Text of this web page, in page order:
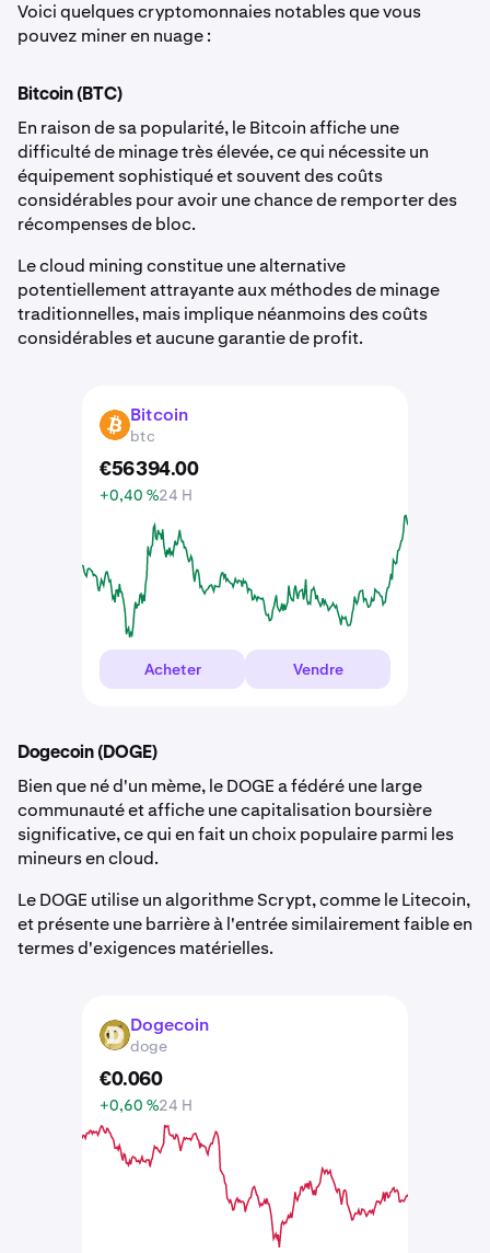
Voici quelques cryptomonnaies notables que vous
pouvez miner en nuage :
Bitcoin (BTC)
En raison de sa popularité, le Bitcoin affiche une
difficulté de minage très élevée, ce qui nécessite un
équipement sophistiqué et souvent des coûts
considérables pour avoir une chance de remporter des
récompenses de bloc.
Le cloud mining constitue une alternative
potentiellement attrayante aux méthodes de minage
traditionnelles, mais implique néanmoins des coûts
considérables et aucune garantie de profit.
BTC Bitcoin
btc
€56 394.00
+0,40 %24 H
Acheter Vendre
Dogecoin (DOGE)
Bien que né d'un mème, le DOGE a fédéré une large
communauté et affiche une capitalisation boursière
significative, ce qui en fait un choix populaire parmi les
mineurs en cloud.
Le DOGE utilise un algorithme Scrypt, comme le Litecoin,
et présente une barrière à l'entrée similairement faible en
termes d'exigences matérielles.
DOGE Dogecoin
doge
€0.060
+0,60 %24 H